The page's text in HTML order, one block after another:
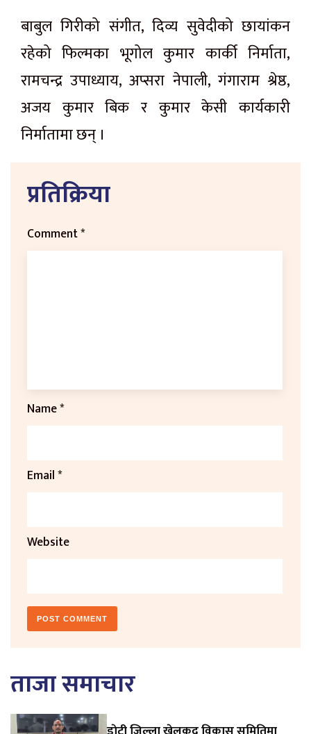
बाबुल गिरीको संगीत, दिव्य सुवेदीको छायांकन
रहेको फिल्मका भूगोल कुमार कार्की निर्माता,
रामचन्द्र उपाध्याय, अप्सरा नेपाली, गंगाराम श्रेष्ठ,
अजय कुमार बिक र कुमार केसी कार्यकारी
निर्मातामा छन् ।
प्रतिक्रिया
Comment*
Name*
Email*
Website
ताजा समाचार